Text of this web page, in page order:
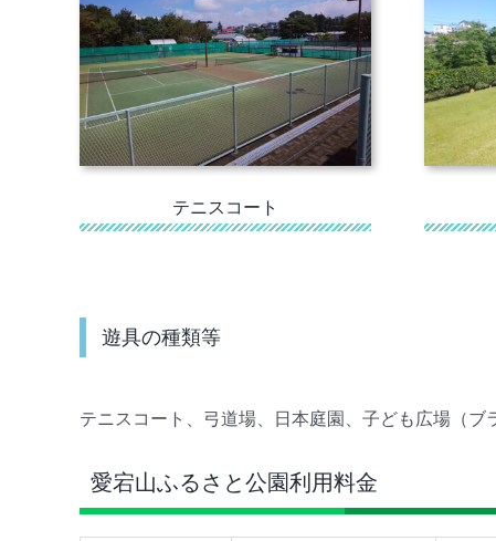
テニスコート
遊具の種類等
テニスコート、弓道場、日本庭園、子ども広場（ブ
愛宕山ふるさと公園利用料金